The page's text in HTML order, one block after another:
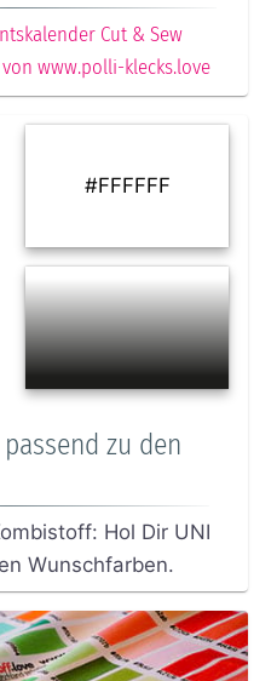
Cut & Sew
www.polli-klecks.love
#FFFFFF
zu den
Hol Dir UNI
Wunschfarben.